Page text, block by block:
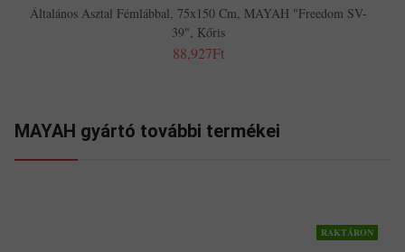
Általános Asztal Fémlábbal, 75x150 Cm, MAYAH "Freedom SV-
39", Kőris
88,927Ft
MAYAH gyártó további termékei
RAKTÁRON